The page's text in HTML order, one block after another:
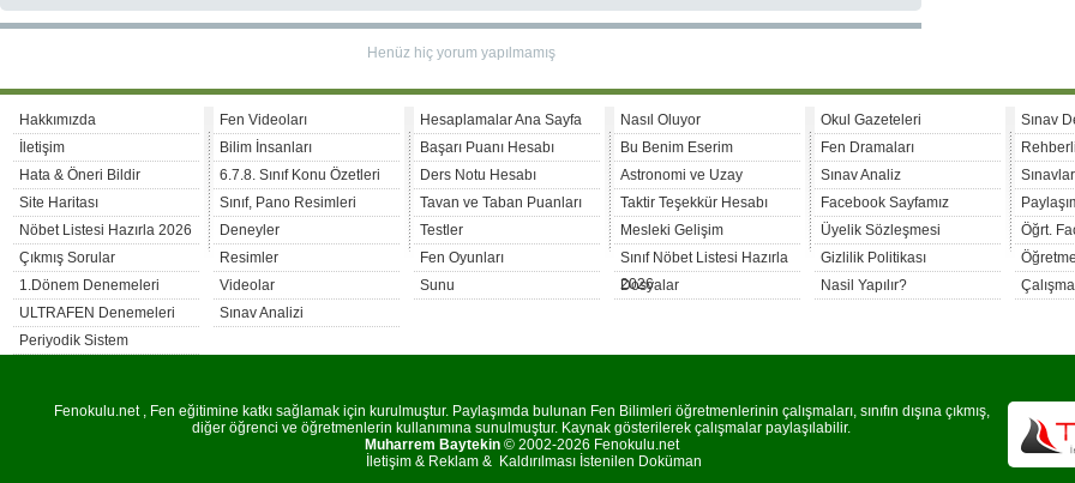
Henüz hiç yorum yapılmamış
Hakkımızda
İletişim
Hata & Öneri Bildir
Site Haritası
Nöbet Listesi Hazırla 2026
Çıkmış Sorular
1.Dönem Denemeleri
ULTRAFEN Denemeleri
Periyodik Sistem
Fen Videoları
Bilim İnsanları
6.7.8. Sınıf Konu Özetleri
Sınıf, Pano Resimleri
Deneyler
Resimler
Videolar
Sınav Analizi
Hesaplamalar Ana Sayfa
Başarı Puanı Hesabı
Ders Notu Hesabı
Tavan ve Taban Puanları
Testler
Fen Oyunları
Sunu
Nasıl Oluyor
Bu Benim Eserim
Astronomi ve Uzay
Taktir Teşekkür Hesabı
Mesleki Gelişim
Sınıf Nöbet Listesi Hazırla
2026
Dosyalar
Okul Gazeteleri
Fen Dramaları
Sınav Analiz
Facebook Sayfamız
Üyelik Sözleşmesi
Gizlilik Politikası
Nasil Yapılır?
Sınav
Öğrt.
Fenokulu.net , Fen eğitimine katkı sağlamak için kurulmuştur. Paylaşımda bulunan Fen Bilimleri öğretmenlerinin çalışmaları, sınıfın dışına çıkmış,
diğer öğrenci ve öğretmenlerin kullanımına sunulmuştur. Kaynak gösterilerek çalışmalar paylaşılabilir.
Muharrem Baytekin© 2002-2026 Fenokulu.net
İletişim & Reklam & Kaldırılması İstenilen Doküman